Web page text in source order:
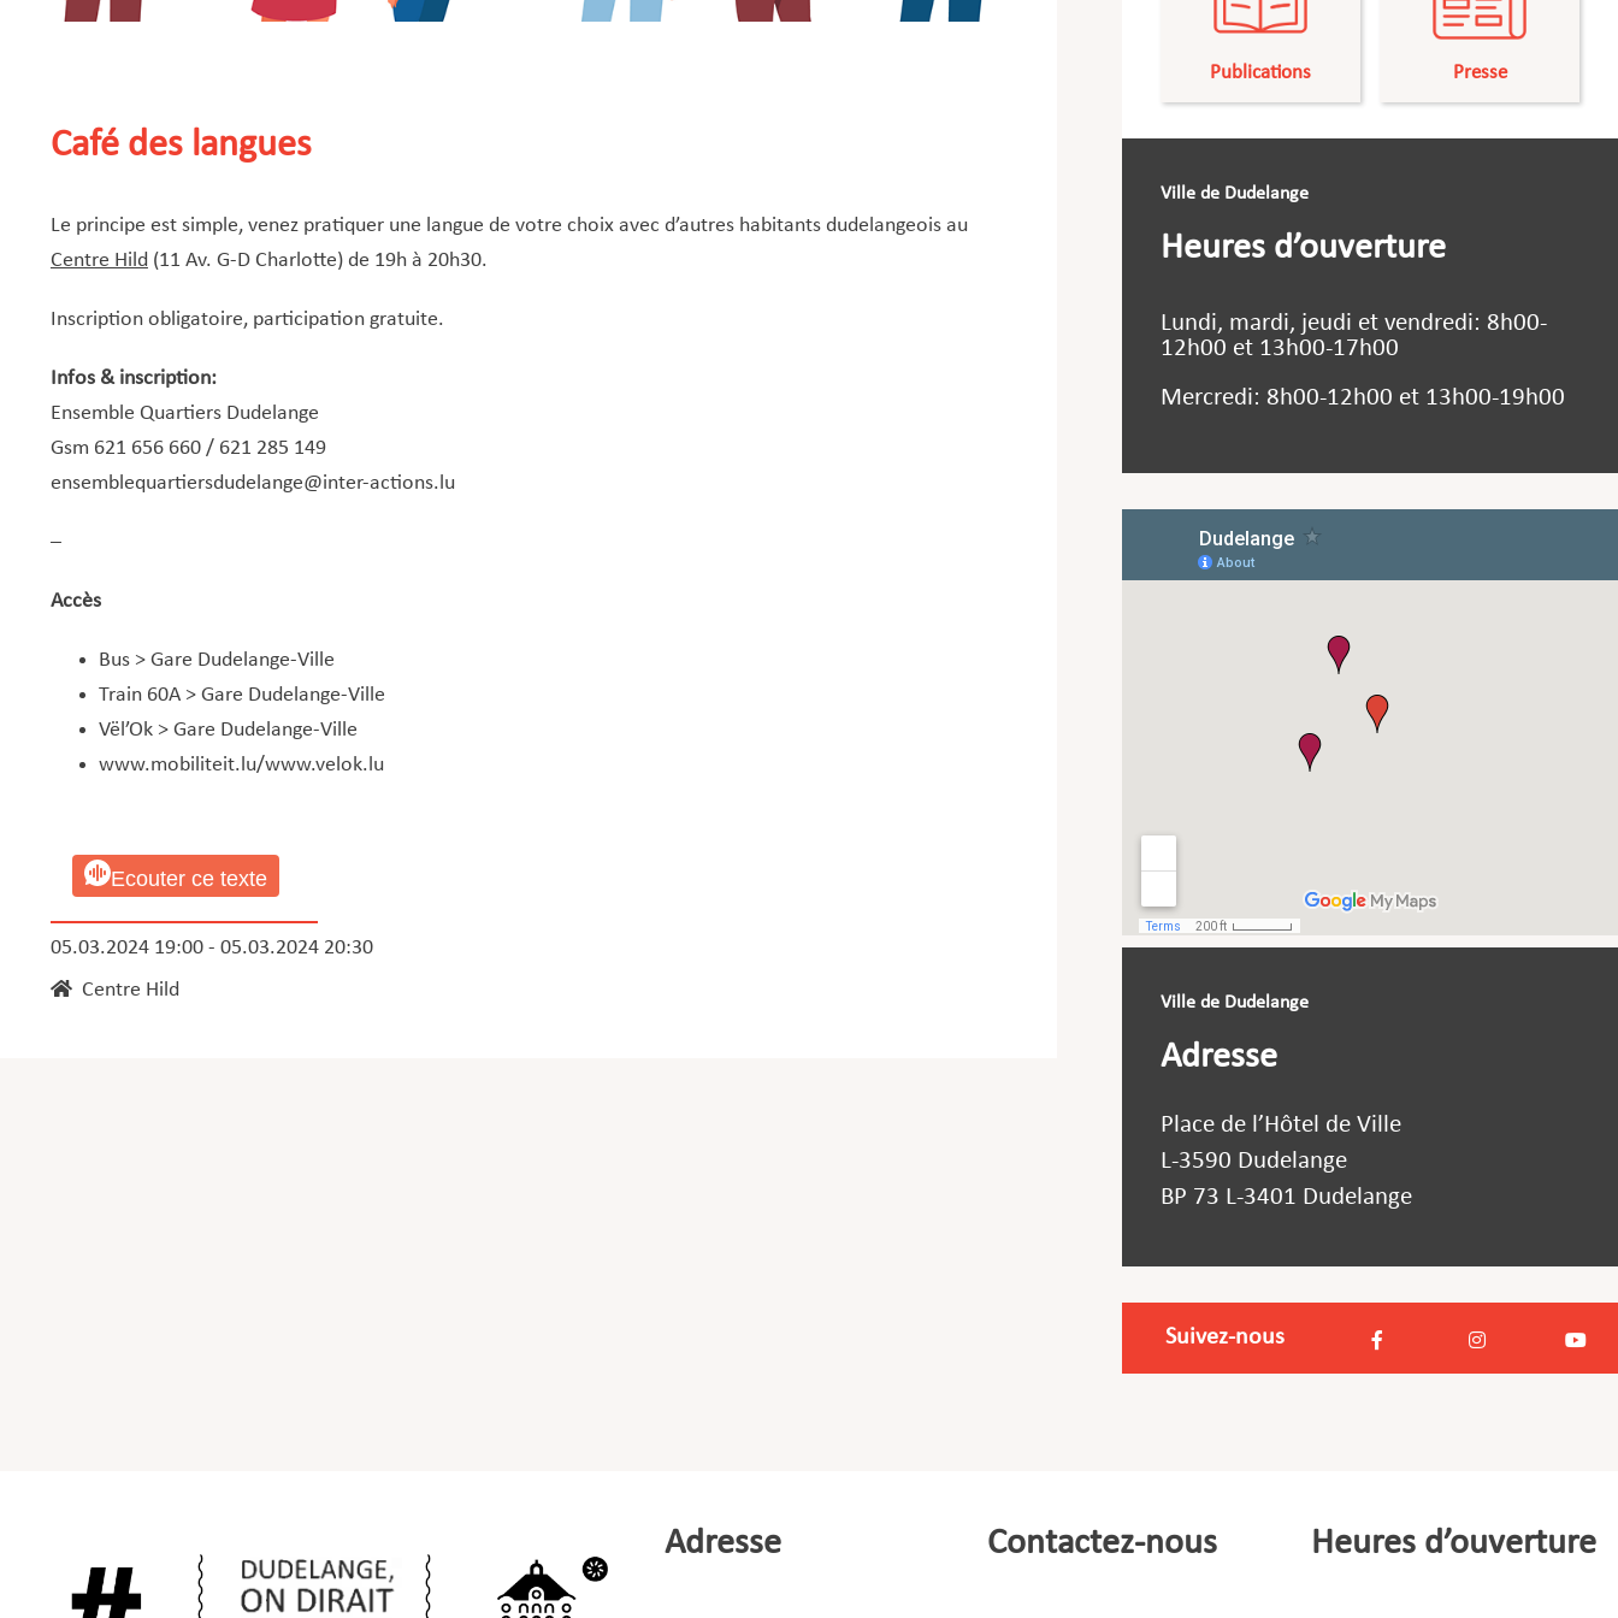
Café des langues
Le principe est simple, venez pratiquer une langue de votre choix avec d’autres habitants dudelangeois au
Centre Hild(11 Av. G-D Charlotte) de 19h à 20h30.
Inscription obligatoire, participation gratuite.
Infos & inscription:
Ensemble Quartiers Dudelange
Gsm 621 656 660 / 621 285 149
ensemblequartiersdudelange@inter-actions.lu
–
Accès
Bus > Gare Dudelange-Ville
Train 60A > Gare Dudelange-Ville
Vël’Ok > Gare Dudelange-Ville
www.mobiliteit.lu/www.velok.lu
Ecouter ce texte
05.03.2024 19:00 - 05.03.2024 20:30
Centre Hild
Publications Presse
Ville de Dudelange
Heures d’ouverture
Lundi, mardi, jeudi et vendredi: 8h00-
12h00 et 13h00-17h00
Mercredi: 8h00-12h00 et 13h00-19h00
Ville de Dudelange
Adresse
Place de l’Hôtel de Ville
L-3590 Dudelange
BP 73 L-3401 Dudelange
Suivez-nous
Adresse Contactez-nous Heures d’ouverture